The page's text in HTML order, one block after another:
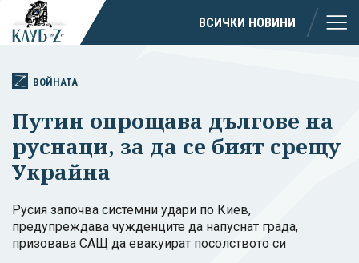
ВСИЧКИ НОВИНИ
ВОЙНАТА
Путин опрощава дългове на
руснаци, за да се бият срещу
Украйна
Русия започва системни удари по Киев,
предупреждава чужденците да напуснат града,
призовава САЩ да евакуират посолството си